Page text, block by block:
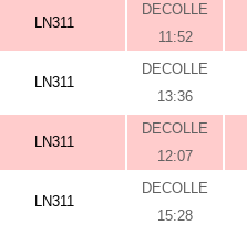
LN311
DECOLLE
11:52
LN311
DECOLLE
13:36
LN311
DECOLLE
12:07
LN311
DECOLLE
15:28